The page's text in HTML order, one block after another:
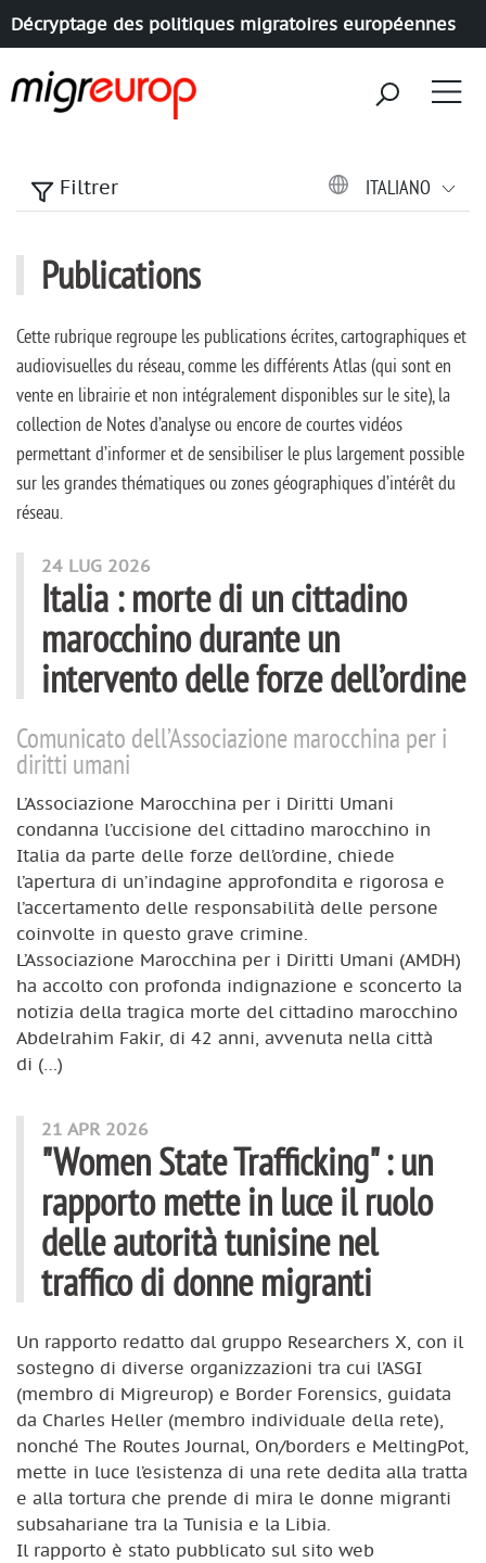
Décryptage des politiques migratoires européennes
Filtrer ITALIANO
Publications
Cette rubrique regroupe les publications écrites, cartographiques et
audiovisuelles du réseau, comme les différents Atlas (qui sont en
vente en librairie et non intégralement disponibles sur le site), la
collection de Notes d’analyse ou encore de courtes vidéos
permettant d’informer et de sensibiliser le plus largement possible
sur les grandes thématiques ou zones géographiques d’intérêt du
réseau.
Articoli di questa rubrica
24 LUG 2026
Italia : morte di un cittadino
marocchino durante un
intervento delle forze dell’ordine
Comunicato dell’Associazione marocchina per i
diritti umani
L’Associazione Marocchina per i Diritti Umani
condanna l’uccisione del cittadino marocchino in
Italia da parte delle forze dell’ordine, chiede
l’apertura di un’indagine approfondita e rigorosa e
l’accertamento delle responsabilità delle persone
coinvolte in questo grave crimine.
L’Associazione Marocchina per i Diritti Umani (AMDH)
ha accolto con profonda indignazione e sconcerto la
notizia della tragica morte del cittadino marocchino
Abdelrahim Fakir, di 42 anni, avvenuta nella città
di (…)
21 APR 2026
"Women State Trafficking" : un
rapporto mette in luce il ruolo
delle autorità tunisine nel
traffico di donne migranti
Un rapporto redatto dal gruppo Researchers X, con il
sostegno di diverse organizzazioni tra cui l’ASGI
(membro di Migreurop) e Border Forensics, guidata
da Charles Heller (membro individuale della rete),
nonché The Routes Journal, On/borders e MeltingPot,
mette in luce l’esistenza di una rete dedita alla tratta
e alla tortura che prende di mira le donne migranti
subsahariane tra la Tunisia e la Libia.
Il rapporto è stato pubblicato sul sito web